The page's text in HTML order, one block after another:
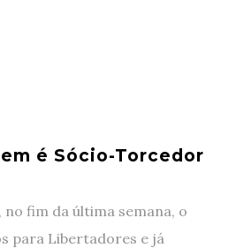
é Sócio-Torcedor
no fim da última semana, o
para Libertadores e já